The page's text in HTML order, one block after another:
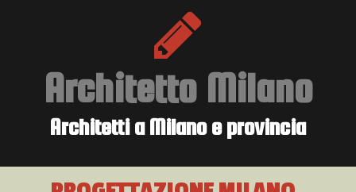
Architetto Milano
Architetti a Milano e provincia